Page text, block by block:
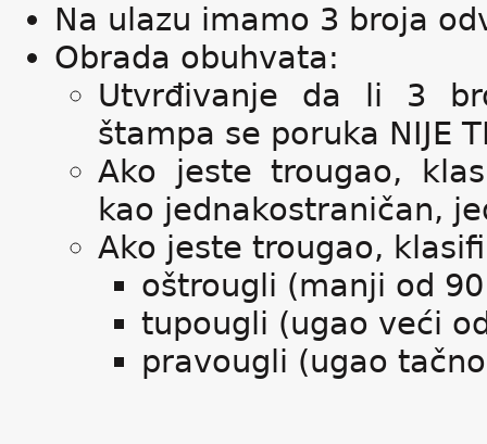
Na ulazu imamo 3 broja
Obrada obuhvata:
Utvrđivanje da li 3
štampa se poruka NIJE
Ako jeste trougao,
kao jednakostraničan,
Ako jeste trougao,
oštrougli (manji od
tupougli (ugao veći
pravougli (ugao